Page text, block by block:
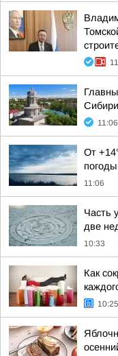
11:06
От
11:06
Часть
две
10:33
Как
10:25